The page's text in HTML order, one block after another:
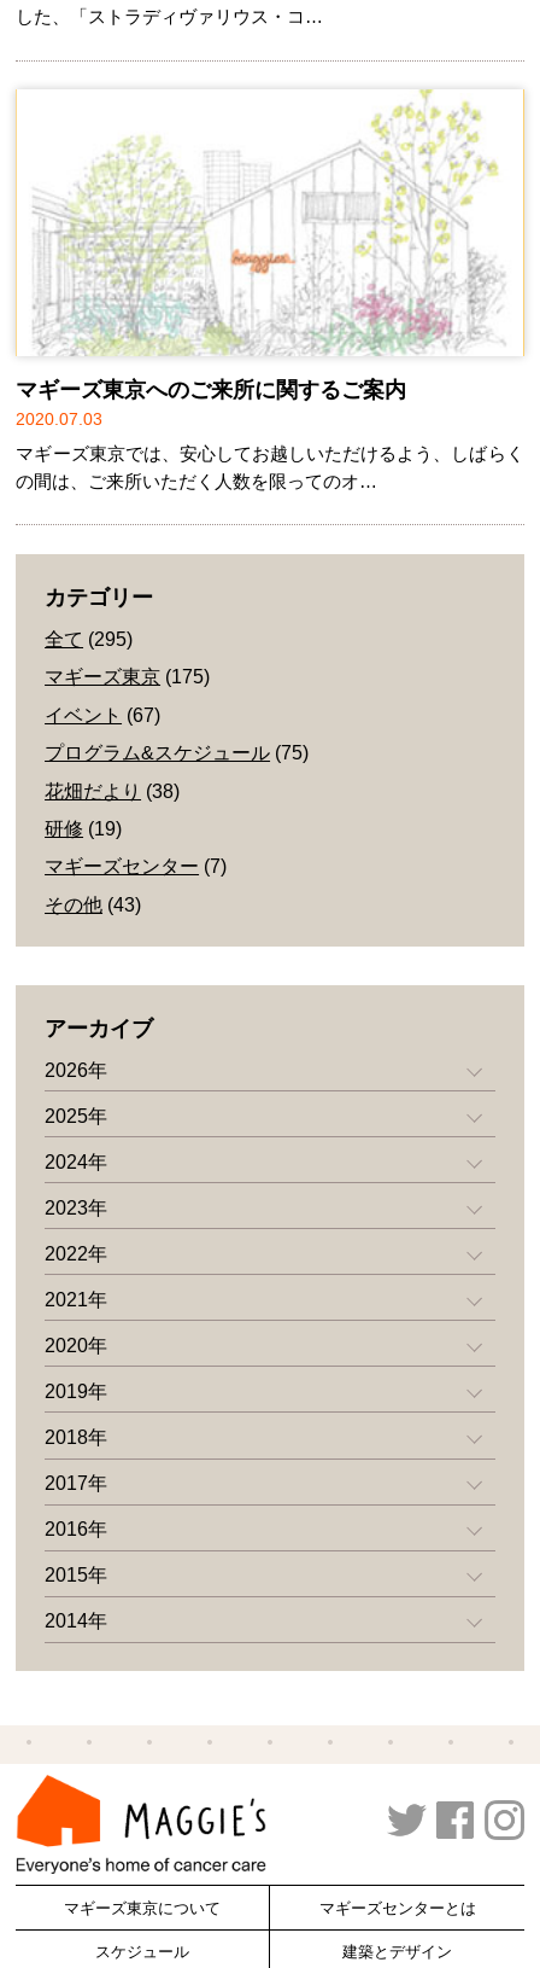
した、「ストラディヴァリウス・コ…
マギーズ東京へのご来所に関するご案内
2020.07.03
マギーズ東京では、安心してお越しいただけるよう、しばらく
の間は、ご来所いただく人数を限ってのオ…
カテゴリー
全て (295)
マギーズ東京 (175)
イベント (67)
プログラム&スケジュール (75)
花畑だより (38)
研修 (19)
マギーズセンター (7)
その他 (43)
アーカイブ
2026年
2025年
2024年
2023年
2022年
2021年
2020年
2019年
2018年
2017年
2016年
2015年
2014年
マギーズ東京について マギーズセンターとは
スケジュール 建築とデザイン